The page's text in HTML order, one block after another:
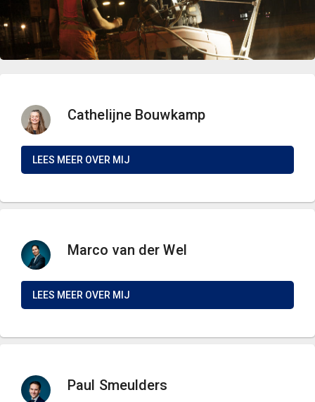
Cathelijne Bouwkamp
LEES MEER OVER MIJ
Marco van der Wel
LEES MEER OVER MIJ
Paul Smeulders